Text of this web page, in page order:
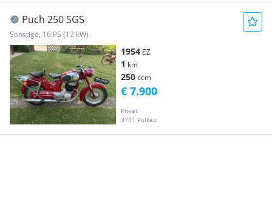
Puch 250 SGS
Sonstige, 16 PS (12 kW)
1954 EZ
1 km
250ccm
Privat
3741 Pulkau
€ 7.900